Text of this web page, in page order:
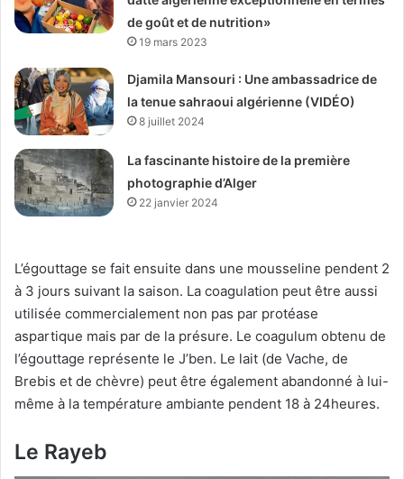
de goût et de nutrition»
19 mars 2023
Djamila Mansouri : Une ambassadrice de
la tenue sahraoui algérienne (VIDÉO)
8 juillet 2024
La fascinante histoire de la première
photographie d’Alger
22 janvier 2024
L’égouttage se fait ensuite dans une mousseline pendent 2
à 3 jours suivant la saison. La coagulation peut être aussi
utilisée commercialement non pas par protéase
aspartique mais par de la présure. Le coagulum obtenu de
l’égouttage représente le J’ben. Le lait (de Vache, de
Brebis et de chèvre) peut être également abandonné à lui-
même à la température ambiante pendent 18 à 24heures.
Le Rayeb